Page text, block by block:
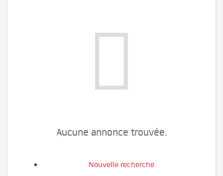
Aucune annonce trouvée.
Nouvelle recherche